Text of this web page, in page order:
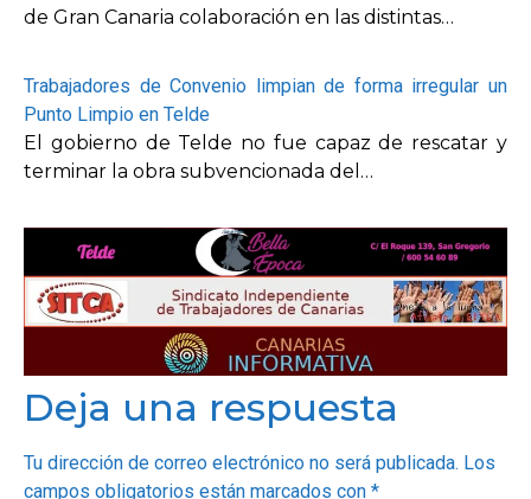
de Gran Canaria colaboración en las distintas…
Trabajadores de Convenio limpian de forma irregular un
Punto Limpio en Telde
El gobierno de Telde no fue capaz de rescatar y
terminar la obra subvencionada del…
Deja una respuesta
Tu dirección de correo electrónico no será publicada. Los
campos obligatorios están marcados con *